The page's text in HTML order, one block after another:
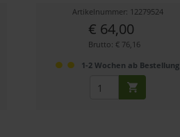
Artikelnummer: 12279524
€ 64,00
Brutto: € 76,16
1-2 Wochen ab Bestellung